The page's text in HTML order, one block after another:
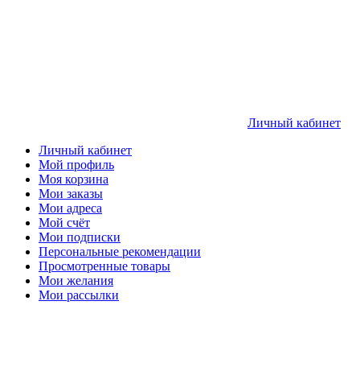
Личный кабинет
Личный кабинет
Мой профиль
Моя корзина
Мои заказы
Мои адреса
Мой счёт
Мои подписки
Персональные рекомендации
Просмотренные товары
Мои желания
Мои рассылки